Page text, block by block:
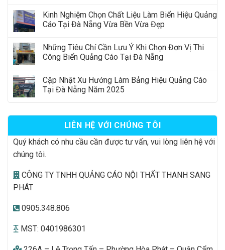
Kinh Nghiệm Chọn Chất Liệu Làm Biển Hiệu Quảng
Cáo Tại Đà Nẵng Vừa Bền Vừa Đẹp
Những Tiêu Chí Cần Lưu Ý Khi Chọn Đơn Vị Thi
Công Biển Quảng Cáo Tại Đà Nẵng
Cập Nhật Xu Hướng Làm Bảng Hiệu Quảng Cáo
Tại Đà Nẵng Năm 2025
LIÊN HỆ VỚI CHÚNG TÔI
Quý khách có nhu cầu cần được tư vấn, vui lòng liên hệ với
chúng tôi.
CÔNG TY TNHH QUẢNG CÁO NỘI THẤT THANH SANG
PHÁT
0905.348.806
MST: 0401986301